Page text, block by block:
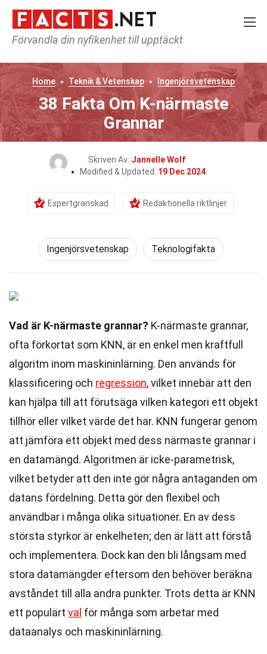
Förvandla din nyfikenhet till upptäckt
Home Teknik & Vetenskap Ingenjörsvetenskap
38 Fakta Om K-närmaste
Grannar
Skriven Av: Jannelle Wolf
Modified & Updated: 19 Dec 2024
Expertgranskad Redaktionella riktlinjer
Ingenjörsvetenskap Teknologifakta
Vad är K-närmaste grannar? K-närmaste grannar,
ofta förkortat som KNN, är en enkel men kraftfull
algoritm inom maskininlärning. Den används för
klassificering och regression, vilket innebär att den
kan hjälpa till att förutsäga vilken kategori ett objekt
tillhör eller vilket värde det har. KNN fungerar genom
att jämföra ett objekt med dess närmaste grannar i
en datamängd. Algoritmen är icke-parametrisk,
vilket betyder att den inte gör några antaganden om
datans fördelning. Detta gör den flexibel och
användbar i många olika situationer. En av dess
största styrkor är enkelheten; den är lätt att förstå
och implementera. Dock kan den bli långsam med
stora datamängder eftersom den behöver beräkna
avståndet till alla andra punkter. Trots detta är KNN
ett populärt val för många som arbetar med
dataanalys och maskininlärning.